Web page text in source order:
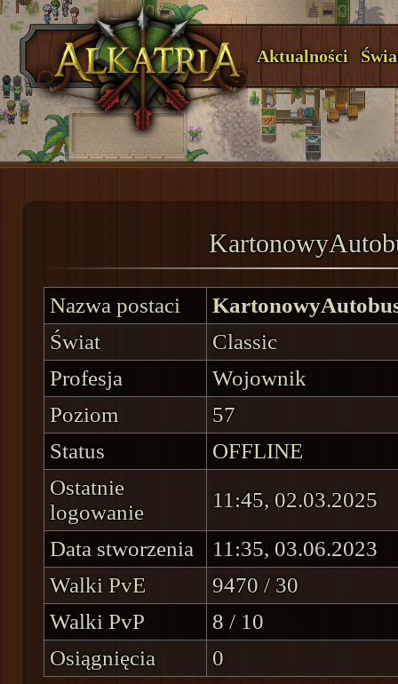
Aktualności
Nazwa postaci
Świat
Classic
Profesja
Wojownik
Poziom
57
Status
OFFLINE
Ostatnie
logowanie
11:45, 02.03.2025
Data stworzenia
11:35, 03.06.2023
Walki PvE
9470 / 30
Walki PvP
8 / 10
Osiągnięcia
0